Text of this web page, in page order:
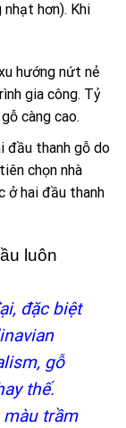
hơn). Khi
hướng nứt nẻ
gia công. Tỷ
càng cao.
đầu thanh gỗ do
chọn nhà
ở hai đầu thanh
luôn
đặc biệt
gỗ
thế.
trầm